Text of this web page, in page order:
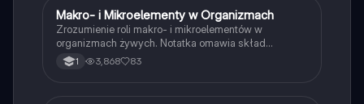
Biologia
Makro- i Mikroelementy w Organizmach
Zrozumienie roli makro- i mikroelementów w
organizmach żywych. Notatka omawia skład
chemiczny, funkcje oraz skutki niedoboru kluczowych
pierwiastków, takich jak żelazo, jod, wapń i magnez.
1 3,868 83